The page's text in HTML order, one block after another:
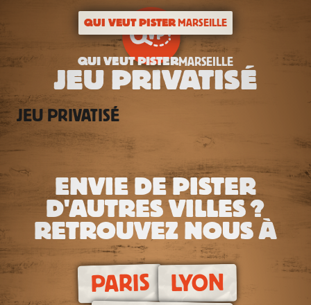
QUI VEUT PISTERMARSEILLE
QUI VEUT PISTERMARSEILLE
JEU PRIVATISÉ
JEU PRIVATISÉ
ENVIE DE PISTER
D'AUTRES VILLES ?
RETROUVEZ NOUS À
PARIS LYON